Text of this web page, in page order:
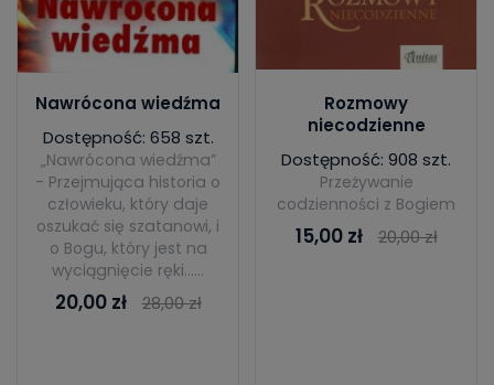
Nawrócona wiedźma
Dostępność: 658 szt.
„Nawrócona wiedźma”
- Przejmująca historia o
człowieku, który daje
oszukać się szatanowi, i
o Bogu, który jest na
wyciągnięcie ręki…...
20,00 zł 28,00 zł
Rozmowy
niecodzienne
Dostępność: 908 szt.
Przeżywanie
codzienności z Bogiem
15,00 zł 20,00 zł